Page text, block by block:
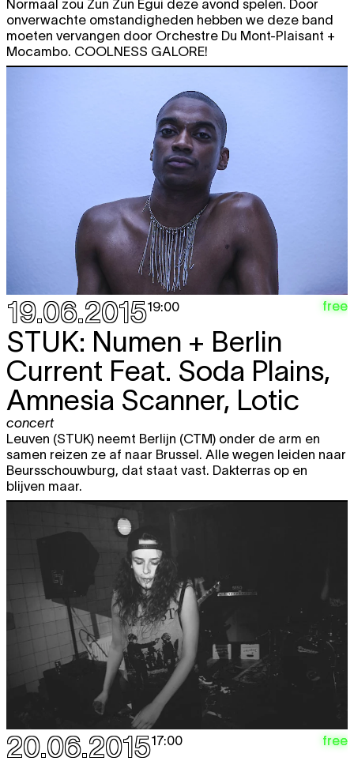
Normaal zou Zun Zun Egui deze avond spelen. Door
onverwachte omstandigheden hebben we deze band
moeten vervangen door Orchestre Du Mont-Plaisant +
Mocambo. COOLNESS GALORE!
19.06.201519:00 free
STUK: Numen + Berlin
Current Feat. Soda Plains,
Amnesia Scanner, Lotic
concert
Leuven (STUK) neemt Berlijn (CTM) onder de arm en
samen reizen ze af naar Brussel. Alle wegen leiden naar
Beursschouwburg, dat staat vast. Dakterras op en
blijven maar.
20.06.201517:00 free